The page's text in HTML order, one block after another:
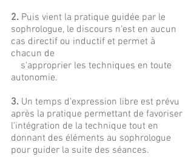
2. Puis vient la pratique guidée par le
sophrologue, le discours n'est en aucun
cas directif ou inductif et permet à
chacun de
s'approprier les techniques en toute
autonomie.
3. Un temps d'expression libre est prévu
après la pratique permettant de favoriser
l'intégration de la technique tout en
donnant des éléments au sophrologue
pour guider la suite des séances.